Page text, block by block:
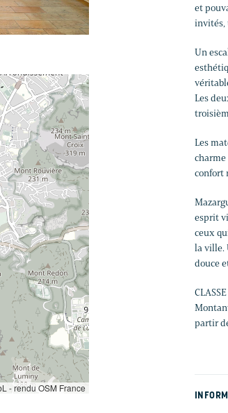
et
invités,
Un
Les
Les
confort
esprit
ceux
la ville.
douce
partir
- rendu OSM France